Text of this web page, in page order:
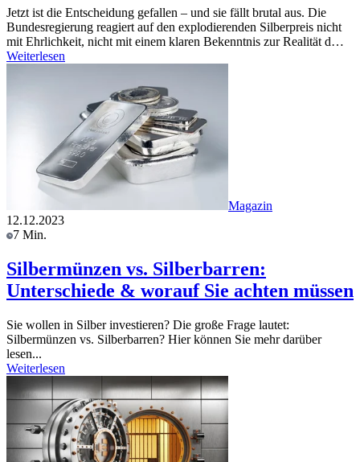
Jetzt ist die Entscheidung gefallen – und sie fällt brutal aus. Die
Bundesregierung reagiert auf den explodierenden Silberpreis nicht
mit Ehrlichkeit, nicht mit einem klaren Bekenntnis zur Realität d…
Weiterlesen
Magazin
12.12.2023
7 Min.
Silbermünzen vs. Silberbarren:
Unterschiede & worauf Sie achten müssen
Sie wollen in Silber investieren? Die große Frage lautet:
Silbermünzen vs. Silberbarren? Hier können Sie mehr darüber
lesen...
Weiterlesen